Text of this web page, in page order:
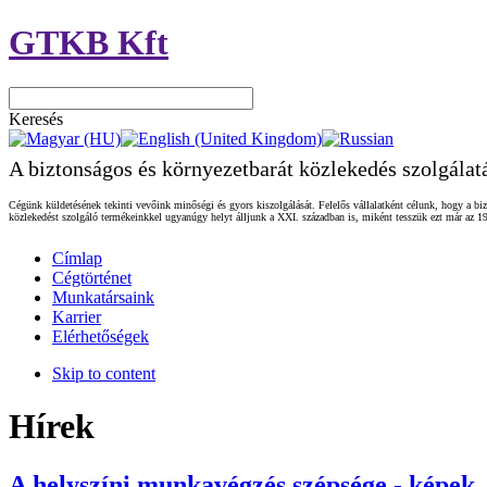
GTKB Kft
Keresés
A biztonságos és környezetbarát közlekedés
Cégünk küldetésének tekinti vevőink minőségi és gyors kiszolgálását. Felelős vállalatként célunk, hogy a
közlekedést szolgáló termékeinkkel ugyanúgy helyt álljunk a XXI. században is, miként tesszük ezt már az
Címlap
Cégtörténet
Munkatársaink
Karrier
Elérhetőségek
Skip to content
Hírek